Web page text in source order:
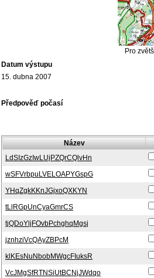
Pro
Datum výstupu
15. dubna 2007
Předpověď počasí
Název
LdSIzGzIwLUjPZQrCQlvHn
wSFVrbpuLVELOAPYGspG
YHqZgkKKnJGjxoQXKYN
tLlRGpUnCyaGmrCS
tjQDoYljFOvbPchghqMgsj
jznhziVcQAyZBPcM
klKEsNuNbobMWgcFIuksR
VcJMgSfRTNSiUtBCNjJWdqo